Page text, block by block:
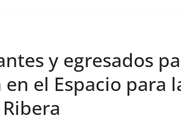
y egresados
el Espacio para